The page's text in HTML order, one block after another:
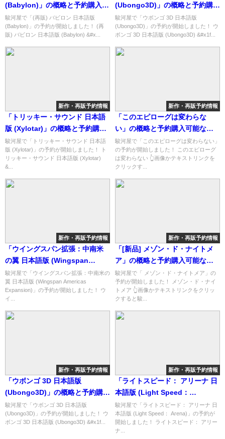
(Babylon)」の概略と予約購入可
能なショップ紹介！
駿河屋で「(再販) バビロン 日本語版
(Babylon)」の予約が開始しました！ (再
販) バビロン 日本語版 (Babylon) &#x...
(Ubongo3D)」の概略と予約購入
可能なショップ紹介！
駿河屋で「ウボンゴ 3D 日本語版
(Ubongo3D)」の予約が開始しました！ ウ
ボンゴ 3D 日本語版 (Ubongo3D) &#x1f...
新作・再販予約情報
「トリッキー・サウンド 日本語
版 (Xylotar)」の概略と予約購入
可能なショップ紹介！
駿河屋で「トリッキー・サウンド 日本語
版 (Xylotar)」の予約が開始しました！ ト
リッキー・サウンド 日本語版 (Xylotar)
&...
新作・再販予約情報
「このエピローグは変わらな
い」の概略と予約購入可能なシ
ョップ紹介！
駿河屋で「このエピローグは変わらない」
の予約が開始しました！ このエピローグ
は変わらない 👆画像かテキストリンクを
クリックす...
新作・再販予約情報
「ウイングスパン拡張：中南米
の翼 日本語版 (Wingspan
Americas Expansion)」の概略
と予約購入可能なショップ紹
介！
駿河屋で「ウイングスパン拡張：中南米の
翼 日本語版 (Wingspan Americas
Expansion)」の予約が開始しました！ ウ
イ...
新作・再販予約情報
「[新品] メゾン・ド・ナイトメ
ア」の概略と予約購入可能なシ
ョップ紹介！
駿河屋で「 メゾン・ド・ナイトメア」の
予約が開始しました！ メゾン・ド・ナイ
トメア 👆画像かテキストリンクをクリッ
クすると駿...
新作・再販予約情報
「ウボンゴ 3D 日本語版
(Ubongo3D)」の概略と予約購入
可能なショップ紹介！
駿河屋で「ウボンゴ 3D 日本語版
(Ubongo3D)」の予約が開始しました！ ウ
ボンゴ 3D 日本語版 (Ubongo3D) &#x1f...
新作・再販予約情報
「ライトスピード： アリーナ 日
本語版 (Light Speed：
Arena)」の概略と予約購入可能
なショップ紹介！
駿河屋で「ライトスピード： アリーナ 日
本語版 (Light Speed： Arena)」の予約が
開始しました！ ライトスピード： アリー
ナ...